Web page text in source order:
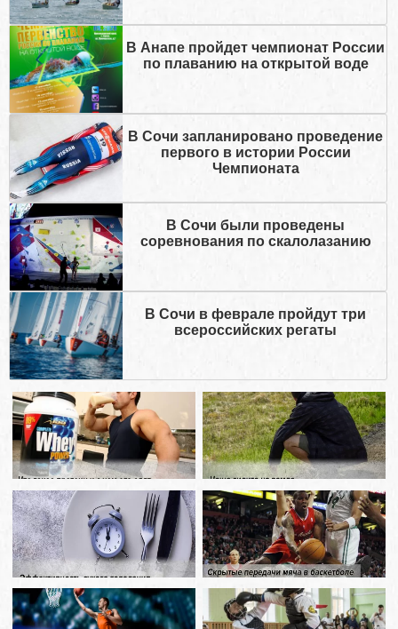
В Анапе пройдет чемпионат России
по плаванию на открытой воде
В Сочи запланировано проведение
первого в истории России
Чемпионата
В Сочи были проведены
соревнования по скалолазанию
В Сочи в феврале пройдут три
всероссийских регаты